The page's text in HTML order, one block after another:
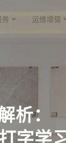
运维增值
析：
字学